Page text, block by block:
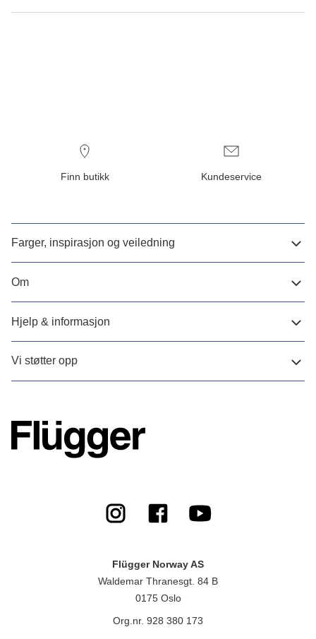
Finn butikk Kundeservice
Farger, inspirasjon og veiledning
Om
Hjelp & informasjon
Vi støtter opp
Flügger Norway AS
Waldemar Thranesgt. 84 B
0175 Oslo
Org.nr. 928 380 173